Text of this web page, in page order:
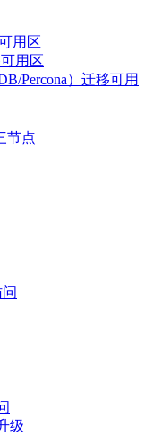
用区
用区
Percona）迁移可用
节点
级